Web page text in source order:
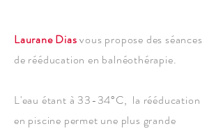
Laurane Diasvous propose des séances
de rééducation en balnéothérapie.
L'eau étant à 33-34°C, la rééducation
en piscine permet une plus grande